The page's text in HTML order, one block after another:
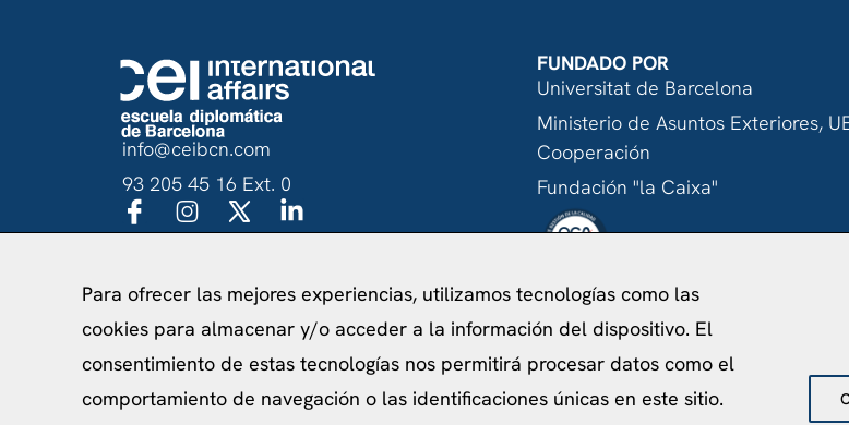
info@ceibcn.com
93 205 45 16 Ext. 0
FUNDADO POR
Universitat de Barcelona
Ministerio de Asuntos Exteriores,
Cooperación
Fundación "la Caixa"
©2026 Centro de Estudios
Para ofrecer las mejores experiencias, utilizamos tecnologías como las
cookies para almacenar y/o acceder a la información del dispositivo. El
consentimiento de estas tecnologías nos permitirá procesar datos como el
comportamiento de navegación o las identificaciones únicas en este sitio.